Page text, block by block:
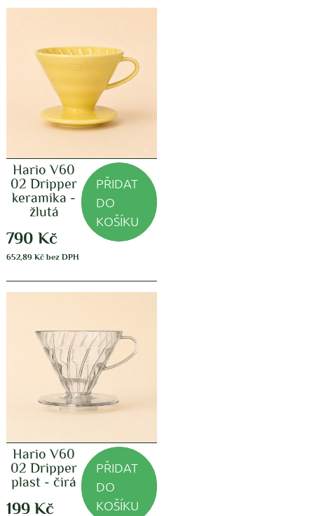
Hario V60
02 Dripper
keramika -
žlutá
790 Kč
652,89 Kčbez DPH
PŘIDAT
DO
KOŠÍKU
Hario V60
02 Dripper
plast - čirá
199 Kč
PŘIDAT
DO
KOŠÍKU